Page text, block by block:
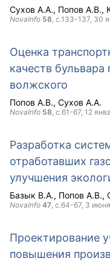
Сухов А.А. Попов А.В.
NovaInfo 58 , с.133-137, 30
Оценка
качеств
волжского
Попов А.В. Сухов А.А.
NovaInfo 58 , с.61-67, 12
Разработка
отработавших
улучшения
Базык В.А. Попов А.В.
NovaInfo 47 , с.64-67, 3
Проектирование
повышения